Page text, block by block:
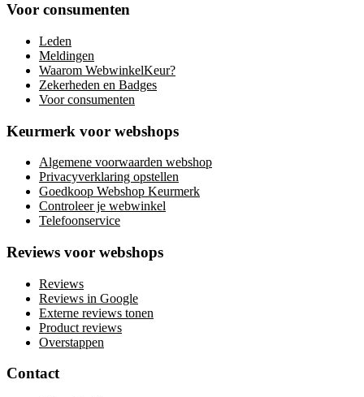
Voor consumenten
Leden
Meldingen
Waarom WebwinkelKeur?
Zekerheden en Badges
Voor consumenten
Keurmerk voor webshops
Algemene voorwaarden webshop
Privacyverklaring opstellen
Goedkoop Webshop Keurmerk
Controleer je webwinkel
Telefoonservice
Reviews voor webshops
Reviews
Reviews in Google
Externe reviews tonen
Product reviews
Overstappen
Contact